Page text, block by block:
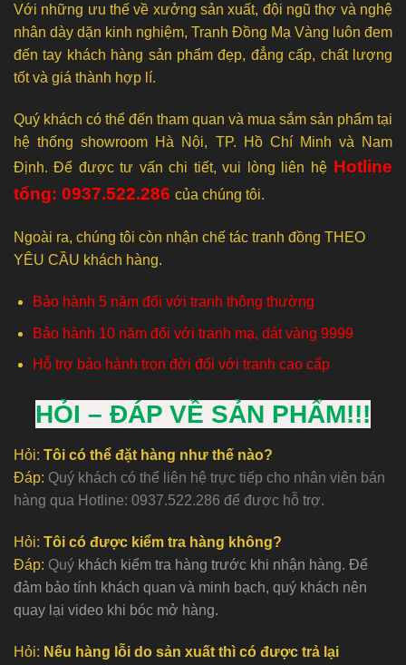
Với những ưu thế về xưởng sản xuất, đội ngũ thợ và nghệ
nhân dày dặn kinh nghiệm, Tranh Đồng Mạ Vàng luôn đem
đến tay khách hàng sản phẩm đẹp, đẳng cấp, chất lượng
tốt và giá thành hợp lí.
Quý khách có thể đến tham quan và mua sắm sản phẩm tại
hệ thống showroom Hà Nội, TP. Hồ Chí Minh và Nam
Định. Để được tư vấn chi tiết, vui lòng liên hệHotline
tổng: 0937.522.286 của chúng tôi.
Ngoài ra, chúng tôi còn nhận chế tác tranh đồng THEO
YÊU CẦU khách hàng.
Bảo hành 5 năm đối với tranh thông thường
Bảo hành 10 năm đối với tranh mạ, dát vàng 9999
Hỗ trợ bảo hành trọn đời đối với tranh cao cấp
HỎI – ĐÁP VỀ SẢN PHẨM!!!
Hỏi: Tôi có thể đặt hàng như thế nào?
Đáp: Quý khách có thể liên hệ trực tiếp cho nhân viên bán
hàng qua Hotline: 0937.522.286 để được hỗ trợ.
Hỏi: Tôi có được kiểm tra hàng không?
Đáp: Quý khách kiểm tra hàng trước khi nhận hàng. Để
đảm bảo tính khách quan và minh bạch, quý khách nên
quay lại video khi bóc mở hàng.
Hỏi: Nếu hàng lỗi do sản xuất thì có được trả lại